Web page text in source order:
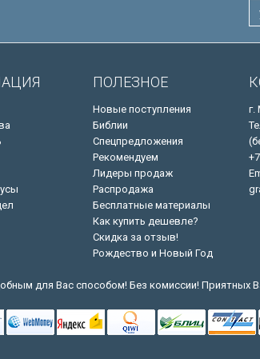
ПОЛЕЗНОЕ
Новые поступления
Библии
Спецпредложения
Рекомендуем
Лидеры продаж
Распродажа
Бесплатные материалы
Как купить дешевле?
Скидка за отзыв!
Рождество и Новый Год
г.
для Вас способом! Без комиссии! Приятных